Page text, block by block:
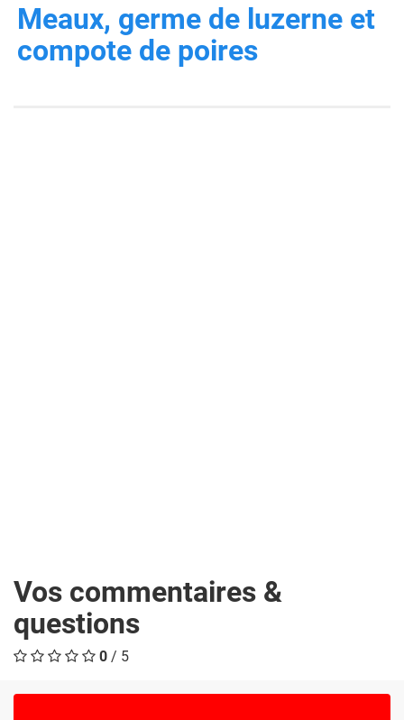
Meaux, germe de luzerne et
compote de poires
Vos commentaires &
questions
0 / 5